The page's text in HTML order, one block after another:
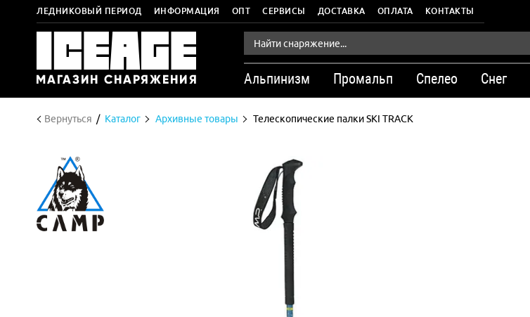
ЛЕДНИКОВЫЙ ПЕРИОД ИНФОРМАЦИЯ ОПТ СЕРВИСЫ ДОСТАВКА ОПЛАТА КОНТАКТЫ
Альпинизм Промальп Спелео Снег
Вернуться Каталог Архивные товары Телескопические палки SKI TRACK